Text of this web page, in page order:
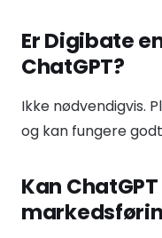
Er Digibate
ChatGPT?
Ikke nødvendigvis.
og kan fungere
Kan